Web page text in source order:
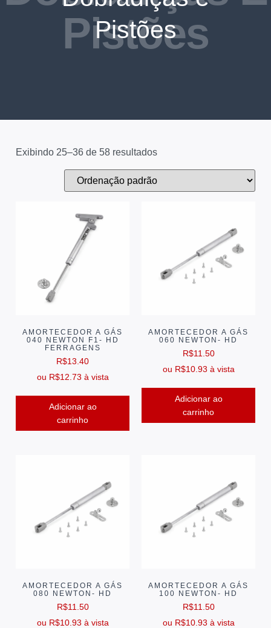
Pistões
Pistões
Exibindo 25–36 de 58 resultados
AMORTECEDOR A GÁS
040 NEWTON F1- HD
FERRAGENS
R$13.40
ou R$12.73 à vista
Adicionar ao
carrinho
AMORTECEDOR A GÁS
060 NEWTON- HD
R$11.50
ou R$10.93 à vista
Adicionar ao
carrinho
AMORTECEDOR A GÁS
080 NEWTON- HD
R$11.50
ou R$10.93 à vista
AMORTECEDOR A GÁS
100 NEWTON- HD
R$11.50
ou R$10.93 à vista